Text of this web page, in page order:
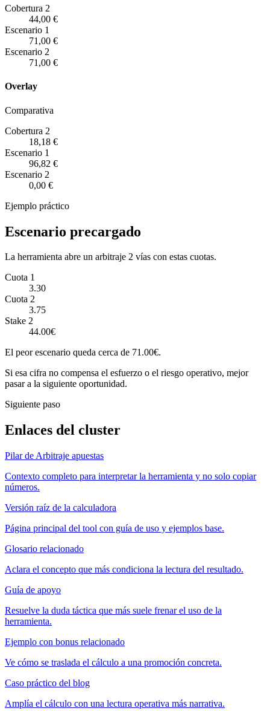
Cobertura 2
44,00 €
Escenario 1
71,00 €
Escenario 2
71,00 €
Overlay
Comparativa
Cobertura 2
18,18 €
Escenario 1
96,82 €
Escenario 2
0,00 €
Ejemplo práctico
Escenario precargado
La herramienta abre un arbitraje 2 vías con estas cuotas.
Cuota 1
3.30
Cuota 2
3.75
Stake 2
44.00€
El peor escenario queda cerca de 71.00€.
Si esa cifra no compensa el esfuerzo o el riesgo operativo, mejor
pasar a la siguiente oportunidad.
Siguiente paso
Enlaces del cluster
Pilar de Arbitraje apuestas
Contexto completo para interpretar la herramienta y no solo copiar
números.
Versión raíz de la calculadora
Página principal del tool con guía de uso y ejemplos base.
Glosario relacionado
Aclara el concepto que más condiciona la lectura del resultado.
Guía de apoyo
Resuelve la duda táctica que más suele frenar el uso de la
herramienta.
Ejemplo con bonus relacionado
Ve cómo se traslada el cálculo a una promoción concreta.
Caso práctico del blog
Amplía el cálculo con una lectura operativa más narrativa.